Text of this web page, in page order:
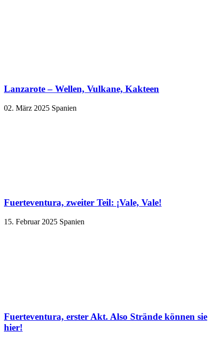
Lanzarote – Wellen, Vulkane, Kakteen
02. März 2025 Spanien
Fuerteventura, zweiter Teil: ¡Vale, Vale!
15. Februar 2025 Spanien
Fuerteventura, erster Akt. Also Strände können sie
hier!